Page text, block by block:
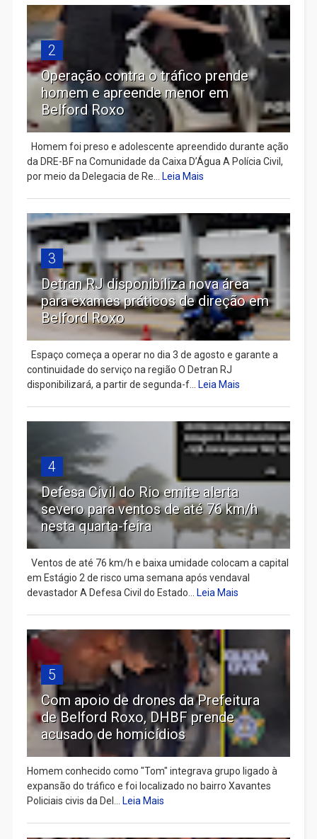
2
Operação contra o tráfico prende
homem e apreende menor em
Belford Roxo
Homem foi preso e adolescente apreendido durante ação
da DRE-BF na Comunidade da Caixa D’Água A Polícia Civil,
por meio da Delegacia de Re...
Leia Mais
3
Detran RJ disponibiliza nova área
para exames práticos de direção em
Belford Roxo
Espaço começa a operar no dia 3 de agosto e garante a
continuidade do serviço na região O Detran RJ
disponibilizará, a partir de segunda-f...
Leia Mais
4
Defesa Civil do Rio emite alerta
severo para ventos de até 76 km/h
nesta quarta-feira
Ventos de até 76 km/h e baixa umidade colocam a capital
em Estágio 2 de risco uma semana após vendaval
devastador A Defesa Civil do Estado...
Leia Mais
5
Com apoio de drones da Prefeitura
de Belford Roxo, DHBF prende
acusado de homicídios
Homem conhecido como "Tom" integrava grupo ligado à
expansão do tráfico e foi localizado no bairro Xavantes
Policiais civis da Del...
Leia Mais